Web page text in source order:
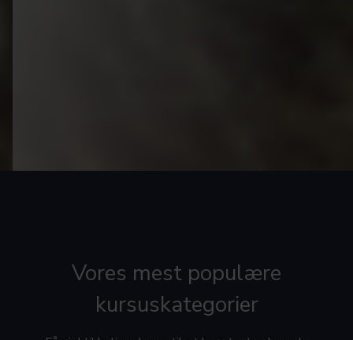
Vores mest populære
kursuskategorier